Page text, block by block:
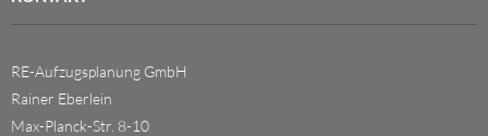
RE-Aufzugsplanung GmbH
Rainer Eberlein
Max-Planck-Str. 8-10